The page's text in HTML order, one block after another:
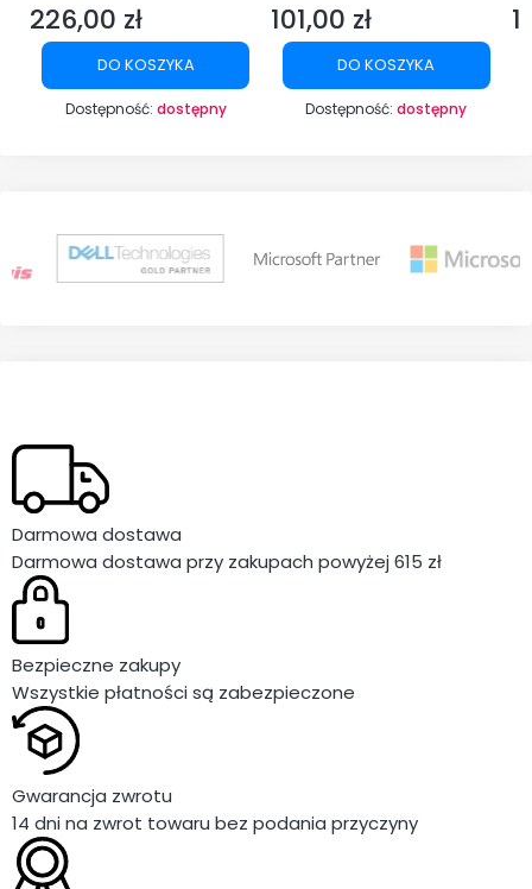
Cena
226,00 zł
DO KOSZYKA
Dostępność: dostępny
Cena
101,00 zł
DO KOSZYKA
Dostępność:dostępny
Darmowa dostawa
Darmowa dostawa przy zakupach powyżej 615 zł
Bezpieczne zakupy
Wszystkie płatności są zabezpieczone
Gwarancja zwrotu
14 dni na zwrot towaru bez podania przyczyny